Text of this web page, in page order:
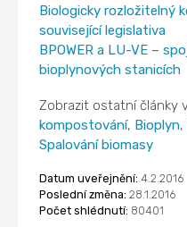
Biologicky rozložitelný
související legislativa
BPOWER a LU-VE –
bioplynových stanicích
Zobrazit ostatní články
kompostování, Bioplyn,
Spalování biomasy
Datum uveřejnění: 4.2.2016
Poslední změna: 28.1.2016
Počet shlédnutí: 80401